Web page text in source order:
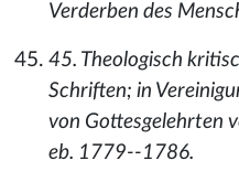
Verderben des
45. Theologisch
Schriften; in
von Gottesgelehrten
eb. 1779--1786.